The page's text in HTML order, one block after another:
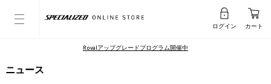
ログイン カート
Rovalアップグレードプログラム開催中
ニュース